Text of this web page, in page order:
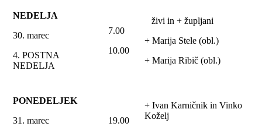
NEDELJA
30. marec
4. POSTNA
NEDELJA
7.00
10.00
živi in + župljani
+ Marija Stele (obl.)
+ Marija Ribič (obl.)
PONEDELJEK
31. marec
19.00
+ Ivan Karničnik in Vinko
Koželj